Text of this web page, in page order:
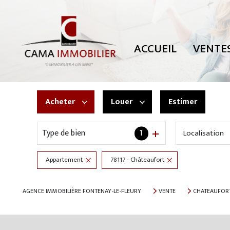
ACCUEIL
TOUTES
PARKING
TERRAINS
Acheter
De l'ancien
Louer
à l'année
Estimer
Type de bien 1 Localisation
Appartement 78117 - Châteaufort
AGENCE IMMOBILIÈRE FONTENAY-LE-FLEURY VENTE